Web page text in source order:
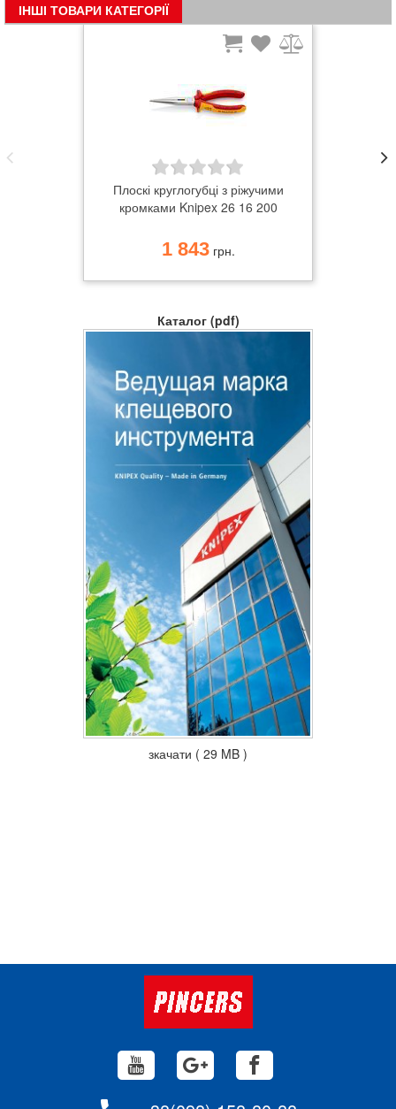
ІНШІ ТОВАРИ КАТЕГОРІЇ
Плоскі круглогубці з ріжучими
кромками Knipex 26 16 200
1 843грн.
Каталог (pdf)
зкачати ( 29 MB )